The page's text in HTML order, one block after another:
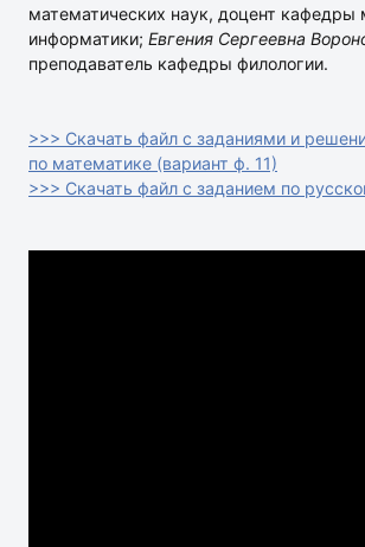
математических наук, доцент кафедры
информатики; Евгения Сергеевна
преподаватель кафедры филологии.
>>> Скачать файл с заданиями и
по математике (вариант ф. 11)
>>> Скачать файл с заданием по